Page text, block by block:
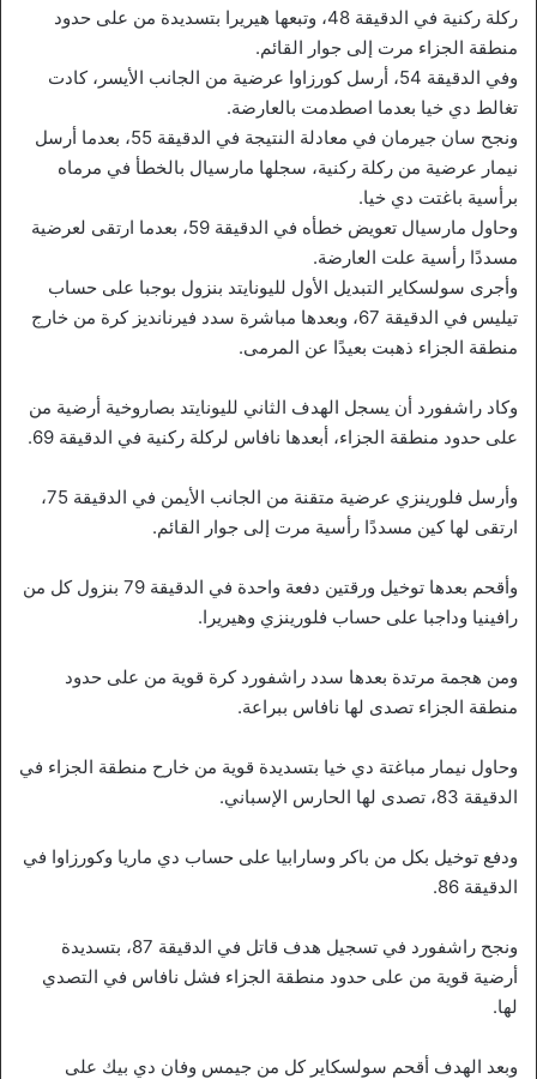
ركلة ركنية في الدقيقة 48، وتبعها هيريرا بتسديدة من على حدود
منطقة الجزاء مرت إلى جوار القائم.
وفي الدقيقة 54، أرسل كورزاوا عرضية من الجانب الأيسر، كادت
تغالط دي خيا بعدما اصطدمت بالعارضة.
ونجح سان جيرمان في معادلة النتيجة في الدقيقة 55، بعدما أرسل
نيمار عرضية من ركلة ركنية، سجلها مارسيال بالخطأ في مرماه
برأسية باغتت دي خيا.
وحاول مارسيال تعويض خطأه في الدقيقة 59، بعدما ارتقى لعرضية
مسددًا رأسية علت العارضة.
وأجرى سولسكاير التبديل الأول لليونايتد بنزول بوجبا على حساب
تيليس في الدقيقة 67، وبعدها مباشرة سدد فيرنانديز كرة من خارج
منطقة الجزاء ذهبت بعيدًا عن المرمى.
وكاد راشفورد أن يسجل الهدف الثاني لليونايتد بصاروخية أرضية من
على حدود منطقة الجزاء، أبعدها نافاس لركلة ركنية في الدقيقة 69.
وأرسل فلورينزي عرضية متقنة من الجانب الأيمن في الدقيقة 75،
ارتقى لها كين مسددًا رأسية مرت إلى جوار القائم.
وأقحم بعدها توخيل ورقتين دفعة واحدة في الدقيقة 79 بنزول كل من
رافينيا وداجبا على حساب فلورينزي وهيريرا.
ومن هجمة مرتدة بعدها سدد راشفورد كرة قوية من على حدود
منطقة الجزاء تصدى لها نافاس ببراعة.
وحاول نيمار مباغتة دي خيا بتسديدة قوية من خارح منطقة الجزاء في
الدقيقة 83، تصدى لها الحارس الإسباني.
ودفع توخيل بكل من باكر وسارابيا على حساب دي ماريا وكورزاوا في
الدقيقة 86.
ونجح راشفورد في تسجيل هدف قاتل في الدقيقة 87، بتسديدة
أرضية قوية من على حدود منطقة الجزاء فشل نافاس في التصدي
لها.
وبعد الهدف أقحم سولسكاير كل من جيمس وفان دي بيك على